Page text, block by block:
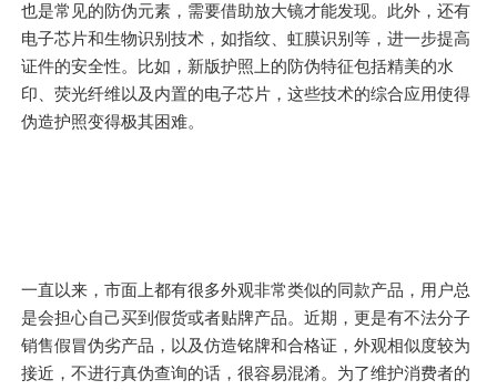
也是常见的防伪元素，需要借助放大镜才能发现。此外，还有
电子芯片和生物识别技术，如指纹、虹膜识别等，进一步提高
证件的安全性。比如，新版护照上的防伪特征包括精美的水
印、荧光纤维以及内置的电子芯片，这些技术的综合应用使得
伪造护照变得极其困难。
一直以来，市面上都有很多外观非常类似的同款产品，用户总
是会担心自己买到假货或者贴牌产品。近期，更是有不法分子
销售假冒伪劣产品，以及仿造铭牌和合格证，外观相似度较为
接近，不进行真伪查询的话，很容易混淆。为了维护消费者的